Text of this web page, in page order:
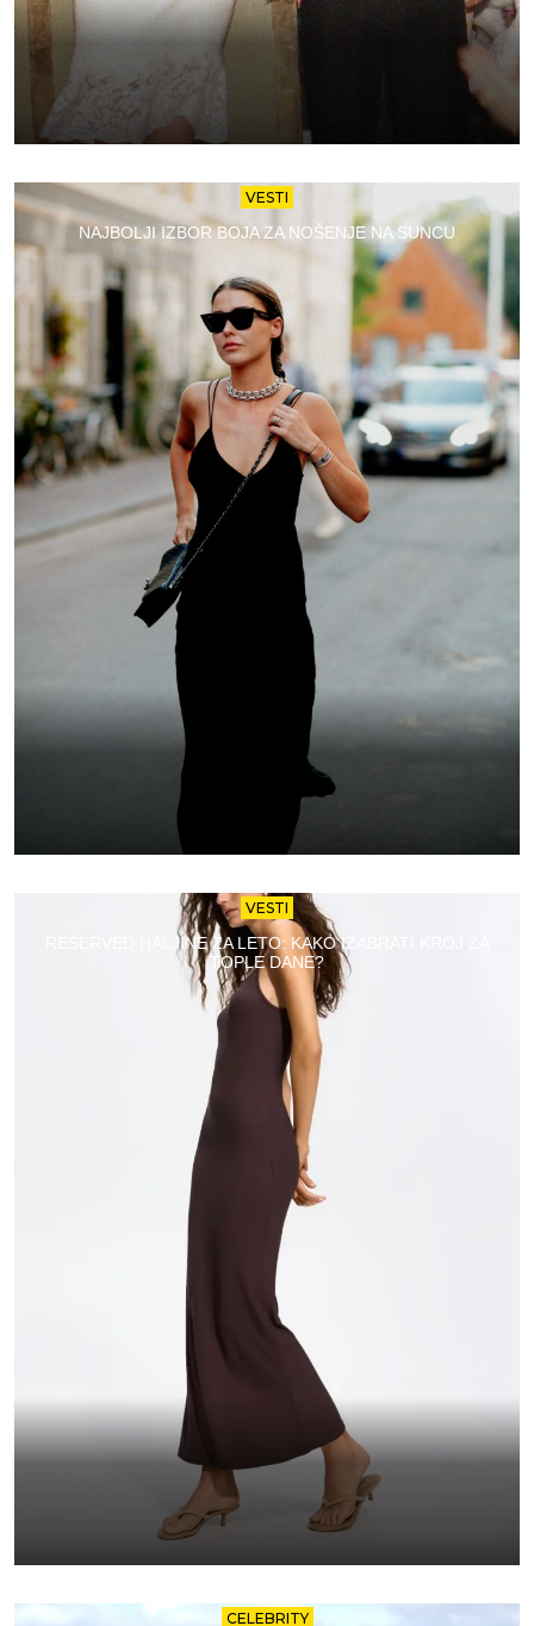
VESTI
NAJBOLJI IZBOR BOJA ZA NOŠENJE NA SUNCU
VESTI
RESERVED HALJINE ZA LETO: KAKO IZABRATI KROJ ZA
TOPLE DANE?
CELEBRITY